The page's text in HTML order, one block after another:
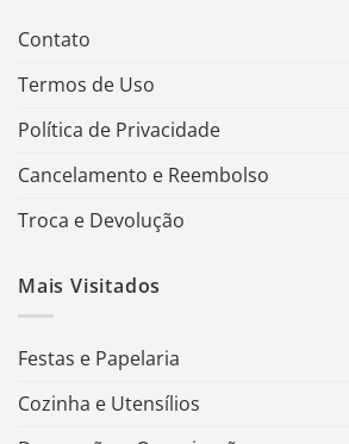
Contato
Termos de Uso
Política de Privacidade
Cancelamento e Reembolso
Troca e Devolução
Mais Visitados
Festas e Papelaria
Cozinha e Utensílios